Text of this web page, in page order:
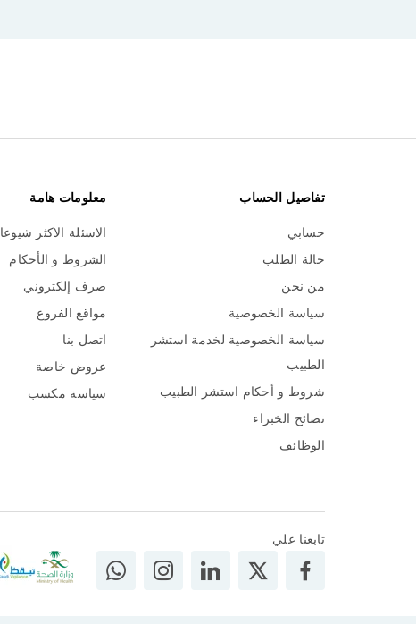
تفاصيل الحساب
حسابي
حالة الطلب
من نحن
سياسة الخصوصية
سياسة الخصوصية لخدمة استشر
الطبيب
شروط و أحكام استشر الطبيب
نصائح الخبراء
الوظائف
معلومات هامة
الاسئلة الاكثر شيوعا
الشروط و الأحكام
صرف إلكتروني
مواقع الفروع
اتصل بنا
عروض خاصة
سياسة مكسب
تابعنا علي